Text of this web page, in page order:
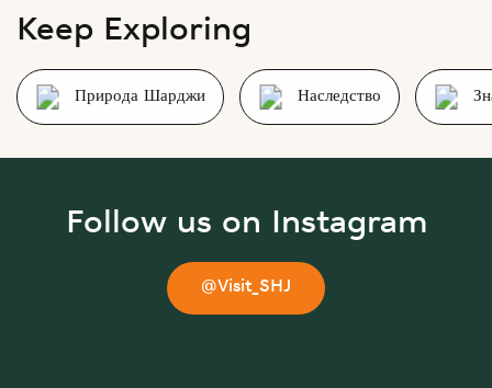
Keep Exploring
Природа Шарджи Наследство
Follow us on Instagram
@Visit_SHJ